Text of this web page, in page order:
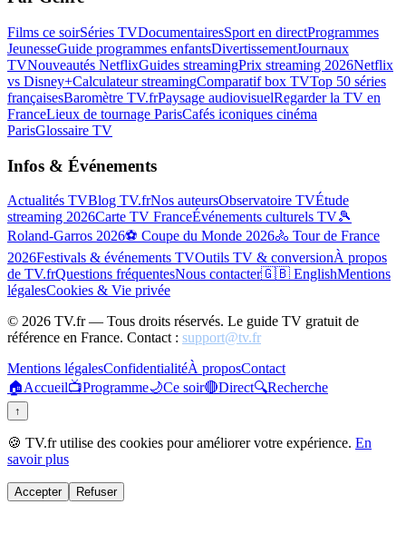
Films ce soirSéries TVDocumentairesSport en directProgrammes
JeunesseGuide programmes enfantsDivertissementJournaux
TVNouveautés NetflixGuides streamingPrix streaming 2026Netflix
vs Disney+Calculateur streamingComparatif box TVTop 50 séries
françaisesBaromètre TV.frPaysage audiovisuelRegarder la TV en
FranceLieux de tournage ParisCafés iconiques cinéma
ParisGlossaire TV
Infos & Événements
Actualités TVBlog TV.frNos auteursObservatoire TVÉtude
streaming 2026Carte TV FranceÉvénements culturels TV🎾
Roland-Garros 2026⚽ Coupe du Monde 2026🚴 Tour de France
2026Festivals & événements TVOutils TV & conversionÀ propos
de TV.frQuestions fréquentesNous contacter🇬🇧 EnglishMentions
légalesCookies & Vie privée
© 2026 TV.fr — Tous droits réservés. Le guide TV gratuit de
référence en France. Contact : support@tv.fr
Mentions légalesConfidentialitéÀ proposContact
🏠Accueil📺Programme🌙Ce soir🔴Direct🔍Recherche
↑
🍪 TV.fr utilise des cookies pour améliorer votre expérience. En
savoir plus
Accepter Refuser